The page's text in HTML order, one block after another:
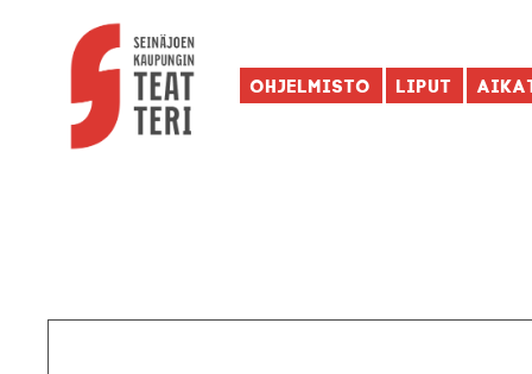
Ohjelmisto Liput